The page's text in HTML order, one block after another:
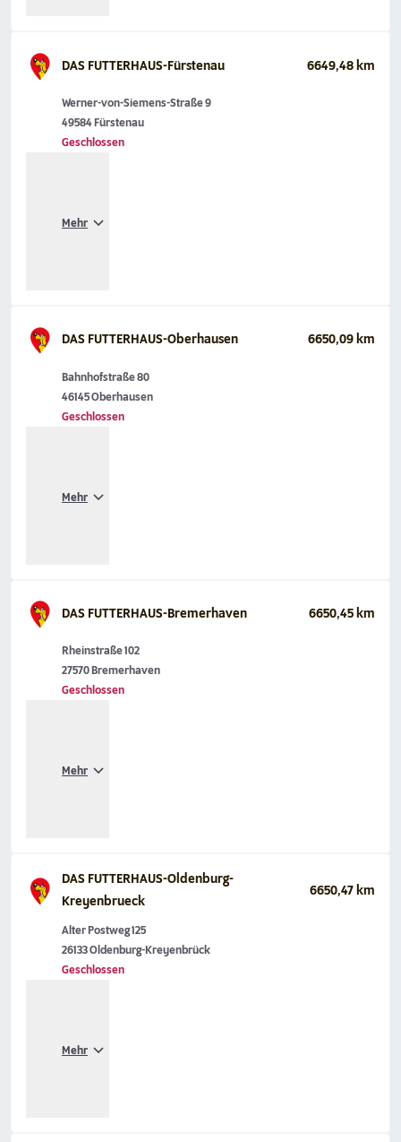
DAS FUTTERHAUS-Fürstenau 6649,48 km
Werner-von-Siemens-Straße 9
49584 Fürstenau
Geschlossen
Mehr
DAS FUTTERHAUS-Oberhausen 6650,09 km
Bahnhofstraße 80
46145 Oberhausen
Geschlossen
Mehr
DAS FUTTERHAUS-Bremerhaven 6650,45 km
Rheinstraße 102
27570 Bremerhaven
Geschlossen
Mehr
DAS FUTTERHAUS-Oldenburg-
Kreyenbrueck
6650,47 km
Alter Postweg 125
26133 Oldenburg-Kreyenbrück
Geschlossen
Mehr